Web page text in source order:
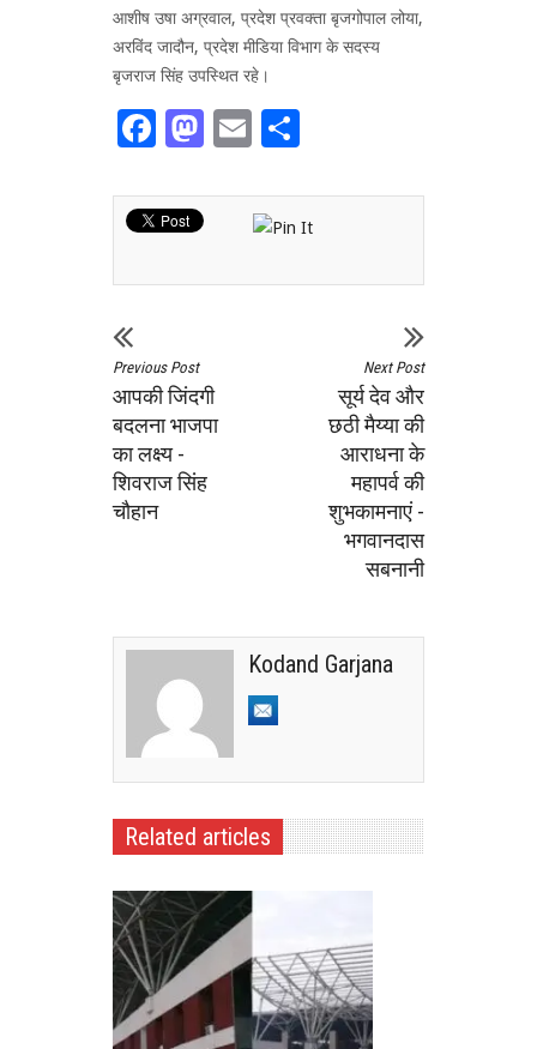
आशीष उषा अग्रवाल, प्रदेश प्रवक्ता बृजगोपाल लोया,
अरविंद जादौन, प्रदेश मीडिया विभाग के सदस्य
बृजराज सिंह उपस्थित रहे।
Facebook
Mastodon
Email
Previous Post
आपकी जिंदगी
बदलना भाजपा
का लक्ष्य -
शिवराज सिंह
चौहान
Next Post
सूर्य देव और
छठी मैय्या की
आराधना के
महापर्व की
शुभकामनाएं -
भगवानदास
सबनानी
Kodand Garjana
Related articles